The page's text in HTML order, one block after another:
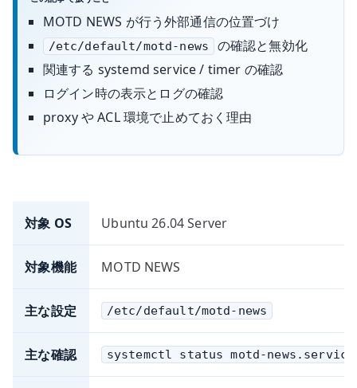
MOTD NEWS が行う外部通信の位置づけ
/etc/default/motd-news
の確認と無効化
関連する systemd service / timer の確認
ログイン時の表示とログの確認
proxy や ACL 環境で止めておく理由
対象 OS Ubuntu 26.04 Server
対象機能 MOTD NEWS
主な設定 /etc/default/motd-news
主な確認 systemctl status motd-news.service